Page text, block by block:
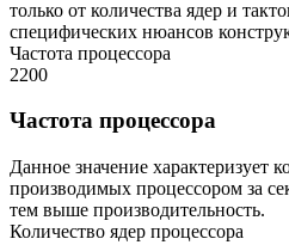
только от количества ядер и
специфических нюансов
Частота процессора
2200
Частота процессора
Данное значение характеризует
производимых процессором за
тем выше производительность.
Количество ядер процессора